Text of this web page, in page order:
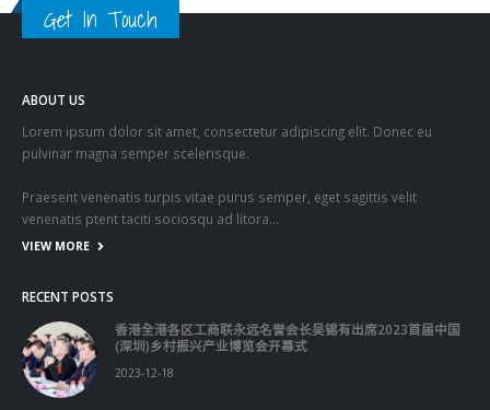
Get In Touch
ABOUT US
Lorem ipsum dolor sit amet, consectetur adipiscing elit. Donec eu
pulvinar magna semper scelerisque.
Praesent venenatis turpis vitae purus semper, eget sagittis velit
venenatis ptent taciti sociosqu ad litora…
VIEW MORE
RECENT POSTS
香港全港各区工商联永远名誉会长吴锡有出席2023首届中国
(深圳)乡村振兴产业博览会开幕式
2023-12-18